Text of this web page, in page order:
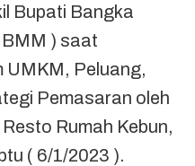
Bupati Bangka
) saat
UMKM, Peluang,
Pemasaran oleh
Rumah Kebun,
( 6/1/2023 ).